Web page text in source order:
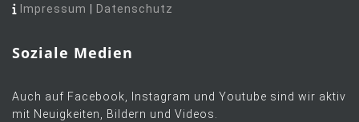
Impressum Datenschutz
Soziale Medien
Auch auf Facebook, Instagram und Youtube sind wir aktiv
mit Neuigkeiten, Bildern und Videos.